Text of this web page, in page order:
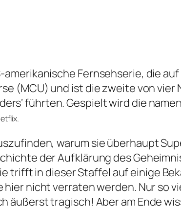
amerikanische Fernsehserie, die
(MCU) und ist die zweite von
führten. Gespielt wird die
warum sie überhaupt
der Aufklärung des
trifft in dieser Staffel auf einige
nicht verraten werden. Nur so
tragisch! Aber am Ende